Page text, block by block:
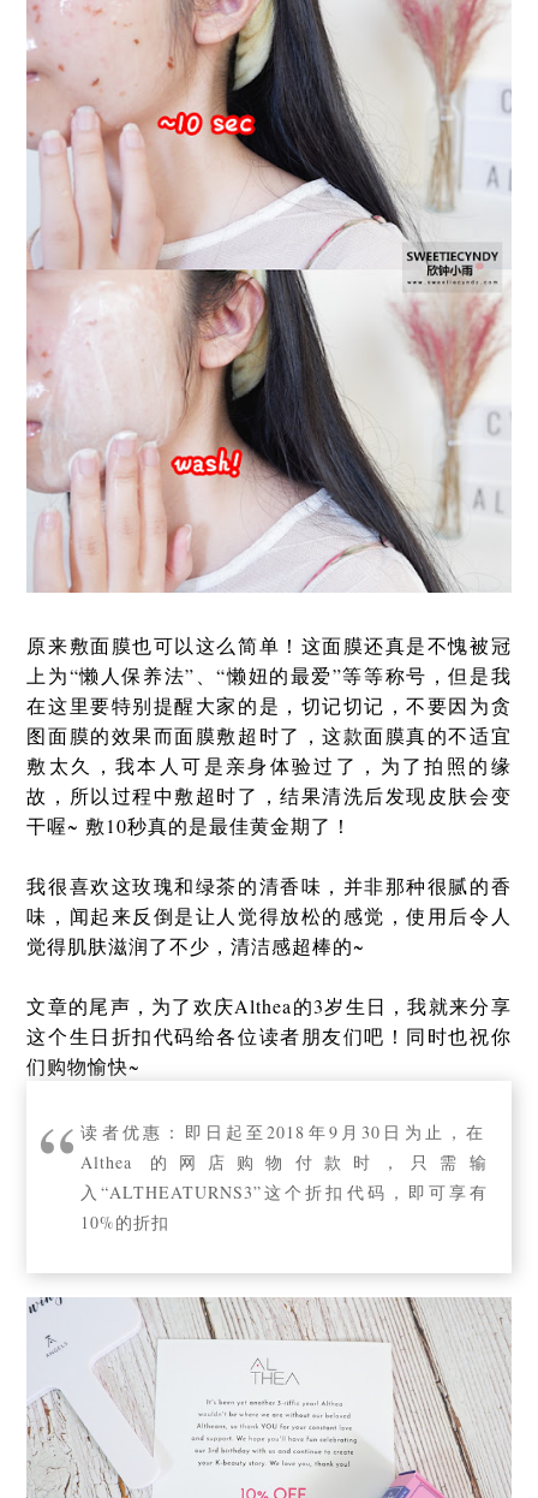
原来敷面膜也可以这么简单！这面膜还真是不愧被冠
上为“懒人保养法”、“懒妞的最爱”等等称号，但是我
在这里要特别提醒大家的是，切记切记，不要因为贪
图面膜的效果而面膜敷超时了，这款面膜真的不适宜
敷太久，我本人可是亲身体验过了，为了拍照的缘
故，所以过程中敷超时了，结果清洗后发现皮肤会变
干喔~ 敷10秒真的是最佳黄金期了！
我很喜欢这玫瑰和绿茶的清香味，并非那种很腻的香
味，闻起来反倒是让人觉得放松的感觉，使用后令人
觉得肌肤滋润了不少，清洁感超棒的~
文章的尾声，为了欢庆Althea的3岁生日，我就来分享
这个生日折扣代码给各位读者朋友们吧！同时也祝你
们购物愉快~
读者优惠：即日起至2018年9月30日为止，在
Althea 的网店购物付款时，只需输
入“ALTHEATURNS3”这个折扣代码，即可享有
10%的折扣